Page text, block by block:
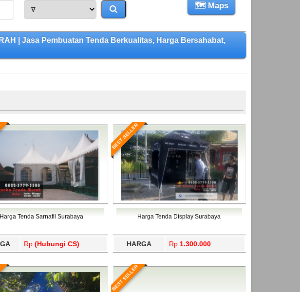
🗺 Maps
| Jasa Pembuatan Tenda Berkualitas, Harga Bersahabat,
Harga Tenda Sarnafil Surabaya
Rp. (Hubungi CS)
BEST SELLER
Harga Tenda Display Surabaya
HARGA Rp. 1.300.000
BEST SELLER